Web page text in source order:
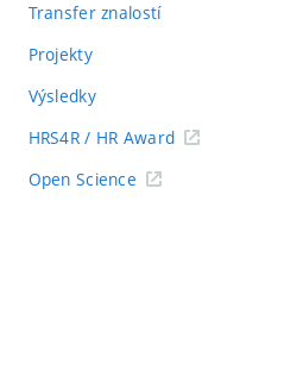
Transfer znalostí
Projekty
Výsledky
HRS4R / HR Award
Open Science